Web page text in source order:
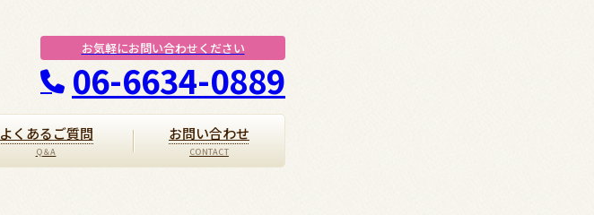
お気軽にお問い合わせください
06-6634-0889
よくあるご質問 お問い合わせ